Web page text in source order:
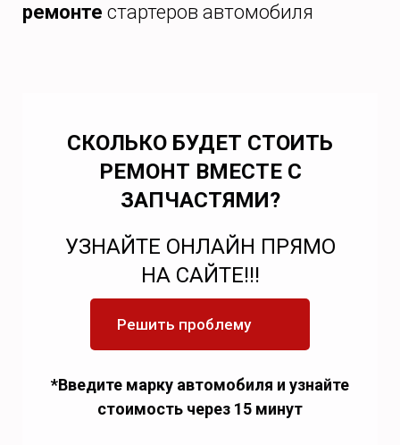
ремонте стартеров автомобиля
СКОЛЬКО БУДЕТ СТОИТЬ
РЕМОНТ ВМЕСТЕ С
ЗАПЧАСТЯМИ?
УЗНАЙТЕ ОНЛАЙН ПРЯМО
НА САЙТЕ!!!
Решить проблему
*Введите марку автомобиля и узнайте
стоимость через 15 минут